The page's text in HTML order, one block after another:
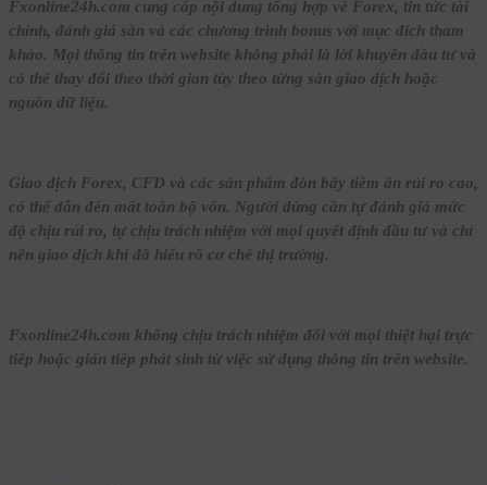
Fxonline24h.com cung cấp nội dung tổng hợp về Forex, tin tức tài
chính, đánh giá sàn và các chương trình bonus với mục đích tham
khảo. Mọi thông tin trên website không phải là lời khuyên đầu tư và
có thể thay đổi theo thời gian tùy theo từng sàn giao dịch hoặc
nguồn dữ liệu.
Giao dịch Forex, CFD và các sản phẩm đòn bẩy tiềm ẩn rủi ro cao,
có thể dẫn đến mất toàn bộ vốn. Người dùng cần tự đánh giá mức
độ chịu rủi ro, tự chịu trách nhiệm với mọi quyết định đầu tư và chỉ
nên giao dịch khi đã hiểu rõ cơ chế thị trường.
Fxonline24h.com không chịu trách nhiệm đối với mọi thiệt hại trực
tiếp hoặc gián tiếp phát sinh từ việc sử dụng thông tin trên website.